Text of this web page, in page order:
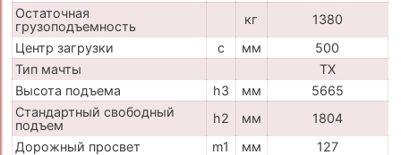
Остаточная
грузоподъемность
кг
1380
Центр загрузки
c мм
500
Тип мачты
TX
Высота подъема
h3 мм
5665
Стандартный свободный
подъем
h2 мм
1804
Дорожный просвет
m1 мм
127